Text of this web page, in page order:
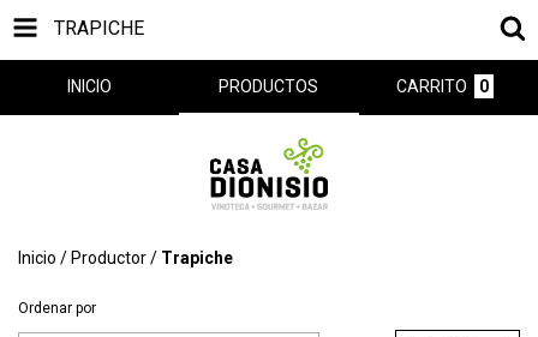
TRAPICHE
INICIO PRODUCTOS CARRITO 0
Inicio / Productor/ Trapiche
Ordenar por